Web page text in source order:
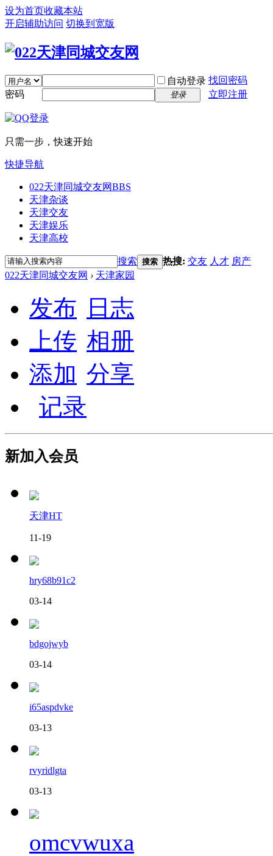
设为首页收藏本站
开启辅助访问 切换到宽版
自动登录 找回密码
密码
登录 立即注册
只需一步，快速开始
快捷导航
022天津同城交友网BBS
天津杂谈
天津交友
天津娱乐
天津高校
搜索 搜索 热搜: 交友 人才 房产
022天津同城交友网 › 天津家园
发布
日志
上传 相册
添加 分享
记录
新加入会员
天津HT
11-19
hry68b91c2
03-14
bdgojwyb
03-14
i65aspdvke
03-13
rvyridlgta
03-13
omcvwuxa